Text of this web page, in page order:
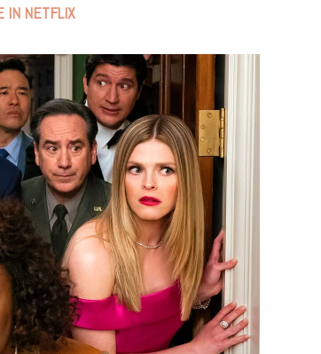
IN NETFLIX
REPORTAGES ET INTERVIEWS
We Love Green se met au vert sur
la Montagne de Gorillaz
7 JUIN 2026